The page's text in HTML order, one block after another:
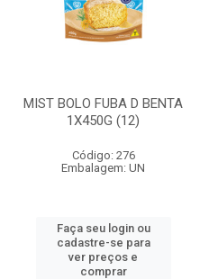
MIST BOLO FUBA D BENTA
1X450G (12)
Código: 276
Embalagem: UN
Faça seu login ou
cadastre-se para
ver preços e
comprar